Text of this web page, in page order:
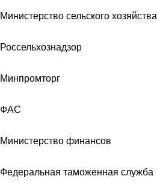
Министерство сельского хозяйства
Россельхознадзор
Минпромторг
ФАС
Министерство финансов
Федеральная таможенная служба